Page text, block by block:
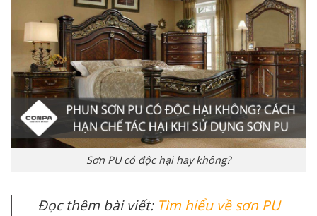
Sơn PU có độc hại hay không?
Đọc thêm bài viết: Tìm hiểu về sơn PU